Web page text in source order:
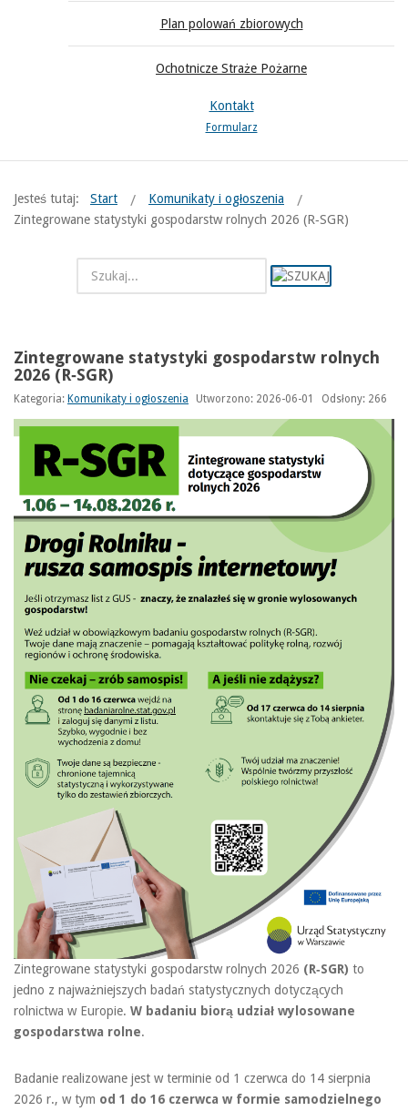
Plan polowań zbiorowych
Ochotnicze Straże Pożarne
Kontakt
Formularz
Jesteś tutaj: Start
Komunikaty i ogłoszenia
Zintegrowane statystyki gospodarstw rolnych 2026 (R‑SGR)
Zintegrowane statystyki gospodarstw rolnych
2026 (R‑SGR)
Kategoria: Komunikaty i ogłoszenia Utworzono: 2026-06-01 Odsłony: 266
Zintegrowane statystyki gospodarstw rolnych 2026 (R‑SGR) to
jedno z najważniejszych badań statystycznych dotyczących
rolnictwa w Europie. W badaniu biorą udział wylosowane
gospodarstwa rolne.
Badanie realizowane jest w terminie od 1 czerwca do 14 sierpnia
2026 r., w tym od 1 do 16 czerwca w formie samodzielnego